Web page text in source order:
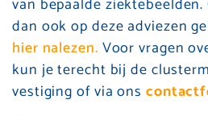
dan ook op deze adviezen
hier nalezen. Voor vragen
kun je terecht bij de
vestiging of via ons